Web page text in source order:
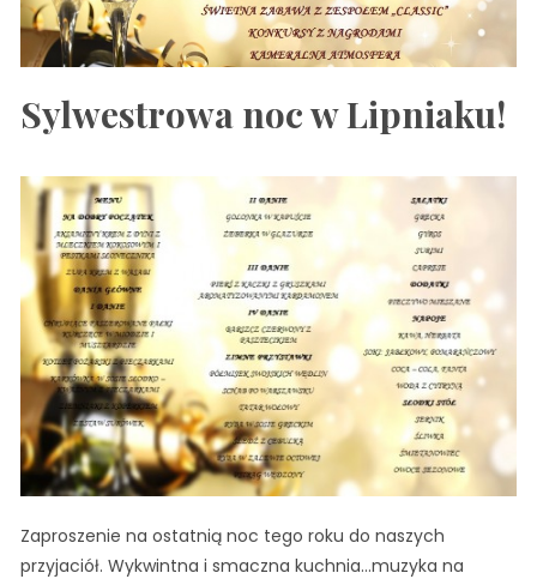
Sylwestrowa noc w Lipniaku!
Zaproszenie na ostatnią noc tego roku do naszych
przyjaciół. Wykwintna i smaczna kuchnia…muzyka na